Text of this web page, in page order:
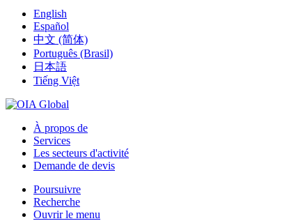
English
Español
中文 (简体)
Português (Brasil)
日本語
Tiếng Việt
À propos de
Services
Les secteurs d'activité
Demande de devis
Poursuivre
Recherche
Ouvrir le menu